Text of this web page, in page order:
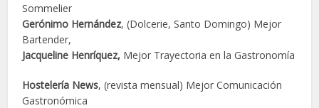
Sommelier
Gerónimo Hernández, (Dolcerie, Santo Domingo) Mejor
Bartender,
Jacqueline Henríquez, Mejor Trayectoria en la Gastronomía
Hostelería News, (revista mensual) Mejor Comunicación
Gastronómica